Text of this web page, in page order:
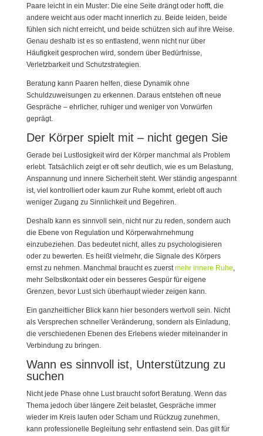
Paare leicht in ein Muster: Die eine Seite drängt oder hofft, die
andere weicht aus oder macht innerlich zu. Beide leiden, beide
fühlen sich nicht erreicht, und beide schützen sich auf ihre Weise.
Genau deshalb ist es so entlastend, wenn nicht nur über
Häufigkeit gesprochen wird, sondern über Bedürfnisse,
Verletzbarkeit und Schutzstrategien.
Beratung kann Paaren helfen, diese Dynamik ohne
Schuldzuweisungen zu erkennen. Daraus entstehen oft neue
Gespräche – ehrlicher, ruhiger und weniger von Vorwürfen
geprägt.
Der Körper spielt mit – nicht gegen Sie
Gerade bei Lustlosigkeit wird der Körper manchmal als Problem
erlebt. Tatsächlich zeigt er oft sehr deutlich, wie es um Belastung,
Anspannung und innere Sicherheit steht. Wer ständig angespannt
ist, viel kontrolliert oder kaum zur Ruhe kommt, erlebt oft auch
weniger Zugang zu Sinnlichkeit und Begehren.
Deshalb kann es sinnvoll sein, nicht nur zu reden, sondern auch
die Ebene von Regulation und Körperwahrnehmung
einzubeziehen. Das bedeutet nicht, alles zu psychologisieren
oder zu bewerten. Es heißt vielmehr, die Signale des Körpers
ernst zu nehmen. Manchmal braucht es zuerstmehr innere Ruhe,
mehr Selbstkontakt oder ein besseres Gespür für eigene
Grenzen, bevor Lust sich überhaupt wieder zeigen kann.
Ein ganzheitlicher Blick kann hier besonders wertvoll sein. Nicht
als Versprechen schneller Veränderung, sondern als Einladung,
die verschiedenen Ebenen des Erlebens wieder miteinander in
Verbindung zu bringen.
Wann es sinnvoll ist, Unterstützung zu
suchen
Nicht jede Phase ohne Lust braucht sofort Beratung. Wenn das
Thema jedoch über längere Zeit belastet, Gespräche immer
wieder im Kreis laufen oder Scham und Rückzug zunehmen,
kann professionelle Begleitung sehr entlastend sein. Das gilt für